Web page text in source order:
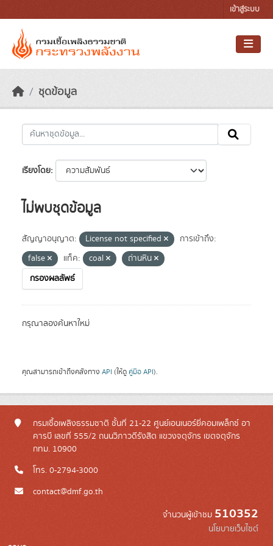
เข้าสู่ระบบ
ชุดข้อมูล
เรียงโดย
ไม่พบชุดข้อมูล
สัญญาอนุญาต: License not specified
การเข้าถึง:
false
แท็ค: coal
ถ่านหิน
กรองผลลัพธ์
กรุณาลองค้นหาใหม่
คุณสามารถเข้าถึงคลังทาง API (ให้ดู คู่มือ API).
กรมเชื้อเพลิงธรรมชาติ ชั้นที่ 21-22 ศูนย์เอนเนอร์ยี่คอมเพล็กซ์ อา
คารบี เลขที่ 555/2 ถนนวิภาวดีรังสิต แขวงจตุจักร เขตจตุจักร
กทม. 10900
โทร. 0-2794-3000
contact@dmf.go.th
จำนวนผู้เข้าชม 510352
นโยบายเว็บไซต์